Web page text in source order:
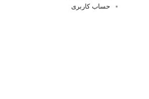
حساب کاربری